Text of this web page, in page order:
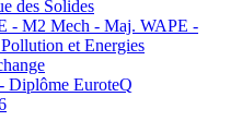
des Solides
- M2 Mech - Maj. WAPE -
et Energies
Diplôme EuroteQ